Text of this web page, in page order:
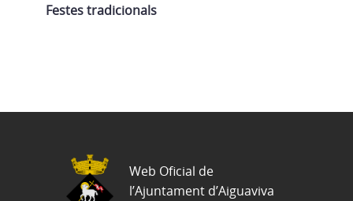
Festes tradicionals
Web Oficial de
l’Ajuntament d’Aiguaviva